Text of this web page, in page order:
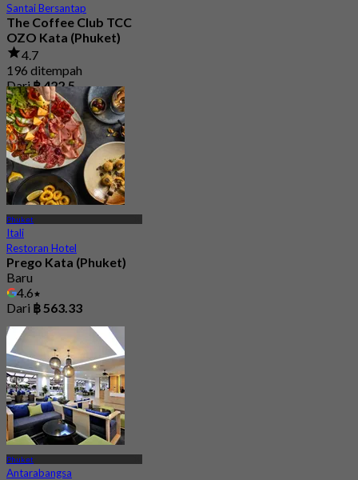
Santai Bersantap
The Coffee Club TCC
OZO Kata (Phuket)
4.7
196 ditempah
Dari฿ 422.5
Phuket
Itali
Restoran Hotel
Prego Kata (Phuket)
Baru
4.6
Dari ฿ 563.33
Phuket
Antarabangsa